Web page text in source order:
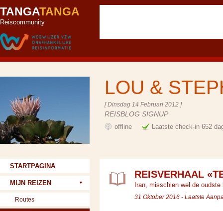
TANGATANGA
Reiscommunity
LOU &
[ Dinsdag 14 Februari 2012 ]
REISBLOG SIGNUP
offline Laatste check-in 652
REISVERHAAL
Iran, misschien wel de
31 Oktober 2016 - Laatste
STARTPAGINA
MIJN REIZEN
Routes